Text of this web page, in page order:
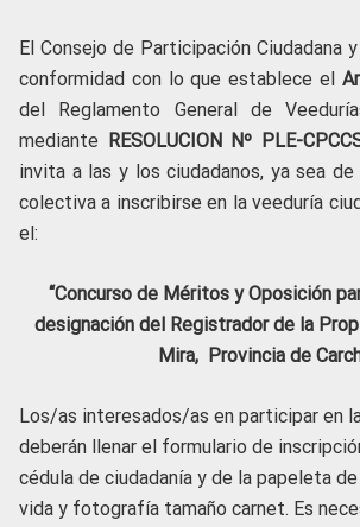
El Consejo de Participación Ciudadana
conformidad con lo que establece el
del Reglamento General de
mediante RESOLUCION Nº PLE-
invita a las y los ciudadanos, ya sea
colectiva a inscribirse en la veeduría
el:
“Concurso de Méritos y Oposición
designación del Registrador de la
Mira, Provincia de
Los/as interesados/as en participar en
deberán llenar el formulario de
cédula de ciudadanía y de la papeleta
vida y fotografía tamaño carnet. Es